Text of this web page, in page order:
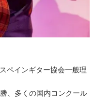
ペインギター協会一般理
、多くの国内コンクール